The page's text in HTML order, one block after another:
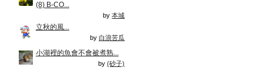
(8) B-CO...
by本城
立秋的風...
by白浪苦瓜
小湖裡的魚會不會被煮熟...
by(砂子)